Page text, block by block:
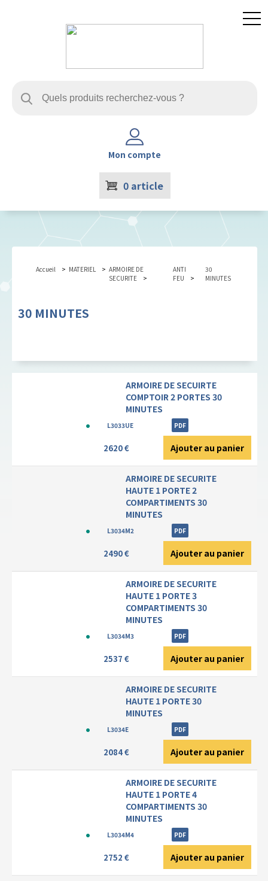
Mon compte
0 article
Accueil MATERIEL
ARMOIRE DE
SECURITE
ANTI
FEU
30
MINUTES
30 MINUTES
ARMOIRE DE SECUIRTE
COMPTOIR 2 PORTES 30
MINUTES
L3033UE PDF
2620 € Ajouter au panier
ARMOIRE DE SECURITE
HAUTE 1 PORTE 2
COMPARTIMENTS 30
MINUTES
L3034M2 PDF
2490 € Ajouter au panier
ARMOIRE DE SECURITE
HAUTE 1 PORTE 3
COMPARTIMENTS 30
MINUTES
L3034M3 PDF
2537 € Ajouter au panier
ARMOIRE DE SECURITE
HAUTE 1 PORTE 30
MINUTES
L3034E PDF
2084 € Ajouter au panier
ARMOIRE DE SECURITE
HAUTE 1 PORTE 4
COMPARTIMENTS 30
MINUTES
L3034M4 PDF
2752 € Ajouter au panier